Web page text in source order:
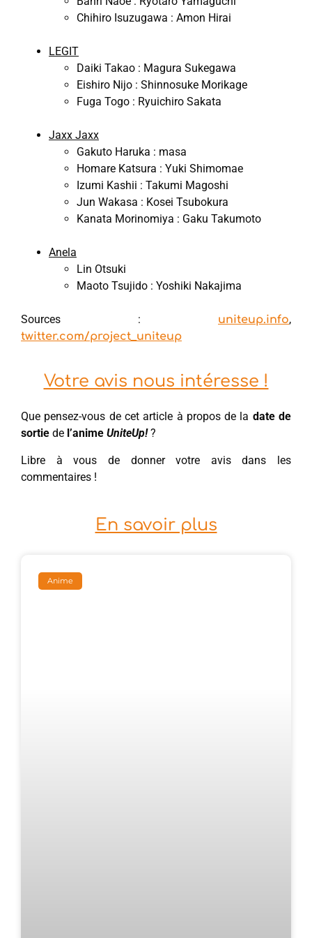
Chihiro Isuzugawa : Amon Hirai
LEGIT
Daiki Takao : Magura Sukegawa
Eishiro Nijo : Shinnosuke Morikage
Fuga Togo : Ryuichiro Sakata
Jaxx Jaxx
Gakuto Haruka : masa
Homare Katsura : Yuki Shimomae
Izumi Kashii : Takumi Magoshi
Jun Wakasa : Kosei Tsubokura
Kanata Morinomiya : Gaku Takumoto
Anela
Lin Otsuki
Maoto Tsujido : Yoshiki Nakajima
Sources : uniteup.info,
twitter.com/project_uniteup
Votre avis nous intéresse !
Que pensez-vous de cet article à propos de la date de
sortie de l’anime UniteUp!?
Libre à vous de donner votre avis dans les
commentaires !
En savoir plus
Anime